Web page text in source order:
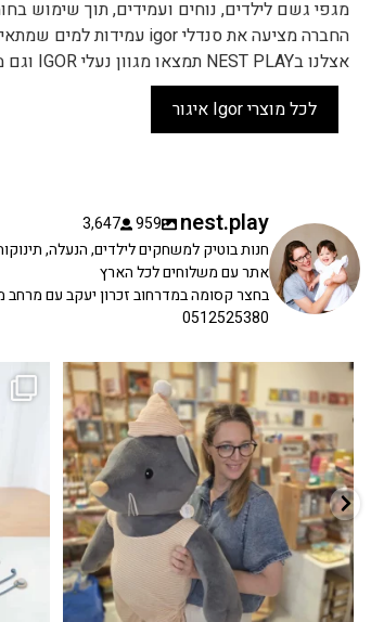
מגפי גשם לילדים, נוחים ועמידים, תוך שימוש
החברה מציעה את סנדלי igor עמידות למים שמתאימות למזג האוויר הקיצי, לים ולבריכה.
אצלנו בNEST PLAY תמצאו מגוון נעלי IGOR וגם מעיל גשם לילדים.
לכל מוצרי Igor איגור
nest.play
959
3,647
חנות בוטיק למשחקים לילדים, הנעלה,
אתר עם משלוחים לכל הארץ
בחצר קסומה במדרחוב זכרון יעקב עם
0512525380
כשפתחתי את החנות חלמתי ליצור מקום שהייתי
שמחה
39 16